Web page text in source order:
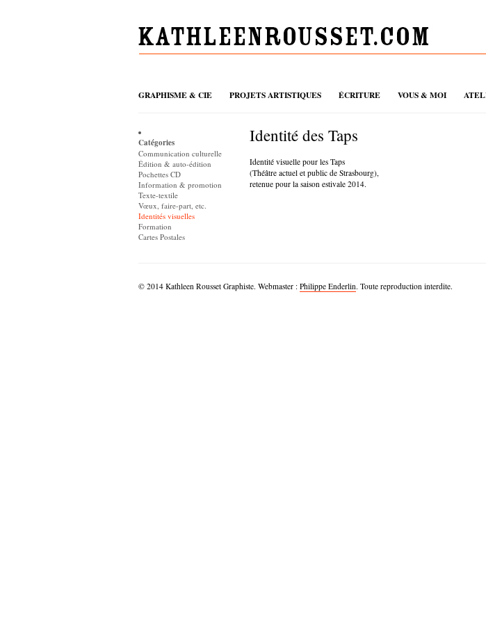
GRAPHISME & CIE PROJETS ARTISTIQUES ÉCRITURE VOUS & MOI
Catégories
Communication culturelle
Édition & auto-édition
Pochettes CD
Information & promotion
Texte-textile
Vœux, faire-part, etc.
Identités visuelles
Formation
Cartes Postales
Identité des Taps
Identité visuelle pour les Taps
(Théâtre actuel et public de Strasbourg),
retenue pour la saison estivale 2014.
© 2014 Kathleen Rousset Graphiste. Webmaster : Philippe Enderlin. Toute reproduction interdite.